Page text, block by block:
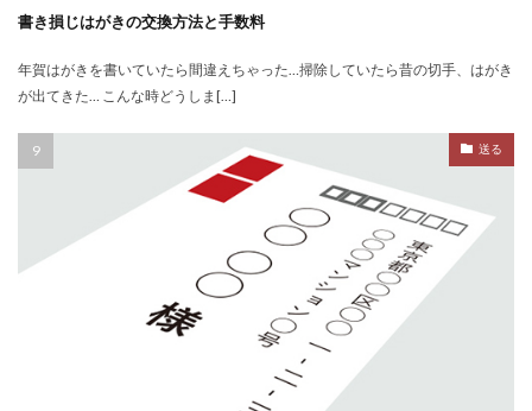
書き損じはがきの交換方法と手数料
年賀はがきを書いていたら間違えちゃった…掃除していたら昔の切手、はがき
が出てきた… こんな時どうしま[…]
送る